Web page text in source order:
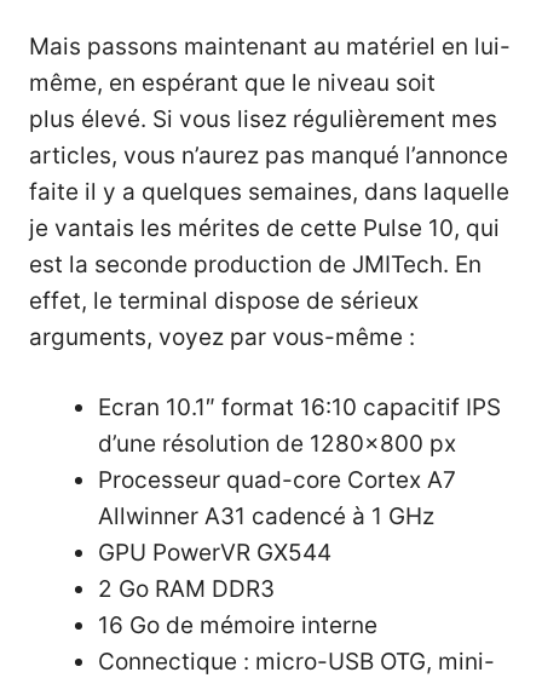
Mais passons maintenant au matériel en lui-
même, en espérant que le niveau soit
plus élevé. Si vous lisez régulièrement mes
articles, vous n’aurez pas manqué l’annonce
faite il y a quelques semaines, dans laquelle
je vantais les mérites de cette Pulse 10, qui
est la seconde production de JMITech. En
effet, le terminal dispose de sérieux
arguments, voyez par vous-même :
Ecran 10.1″ format 16:10 capacitif IPS
d’une résolution de 1280×800 px
Processeur quad-core Cortex A7
Allwinner A31 cadencé à 1 GHz
GPU PowerVR GX544
2 Go RAM DDR3
16 Go de mémoire interne
Connectique : micro-USB OTG, mini-